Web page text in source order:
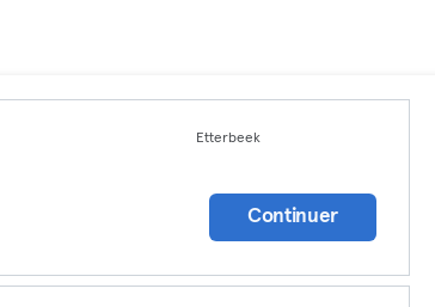
Etterbeek
Continuer